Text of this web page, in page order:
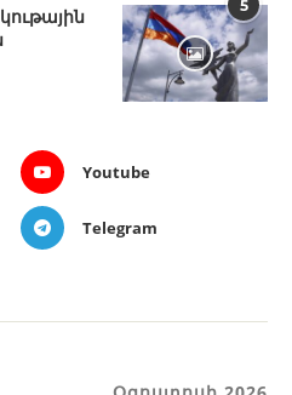
5
Youtube
Telegram